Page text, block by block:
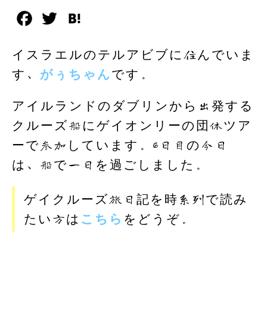
c
e
b
o
i
t
t
e
t
e
n
a
イスラエルのテルアビブに住んでいま
す、 がぅちゃんです。
アイルランドのダブリンから出発する
クルーズ船にゲイオンリーの団体ツア
ーで参加しています。6日目の今日
は、船で一日を過ごしました。
ゲイクルーズ旅日記を時系列で読み
たい方は こちら をどうぞ。